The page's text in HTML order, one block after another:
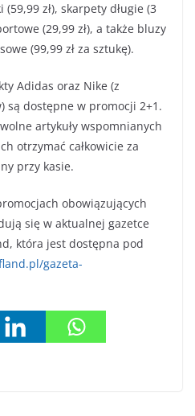
zł), skarpety długie (3
(29,99 zł), a także bluzy
(99,99 zł za sztukę).
Adidas oraz Nike (z
są dostępne w promocji 2+1.
artykuły wspomnianych
otrzymać całkowicie za
przy kasie.
obowiązujących
się w aktualnej gazetce
która jest dostępna pod
gazeta-